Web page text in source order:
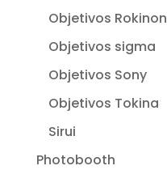
Objetivos Rokinon
Objetivos sigma
Objetivos Sony
Objetivos Tokina
Sirui
Photobooth